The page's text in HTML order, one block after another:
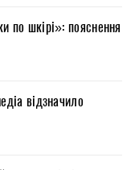
по шкірі»: пояснення
відзначило